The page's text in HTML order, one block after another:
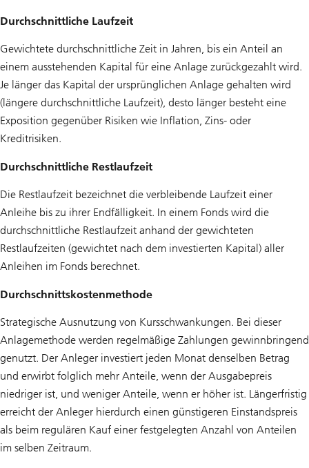
Durchschnittliche Laufzeit
Gewichtete durchschnittliche Zeit in Jahren, bis ein Anteil an
einem ausstehenden Kapital für eine Anlage zurückgezahlt wird.
Je länger das Kapital der ursprünglichen Anlage gehalten wird
(längere durchschnittliche Laufzeit), desto länger besteht eine
Exposition gegenüber Risiken wie Inflation, Zins- oder
Kreditrisiken.
Durchschnittliche Restlaufzeit
Die Restlaufzeit bezeichnet die verbleibende Laufzeit einer
Anleihe bis zu ihrer Endfälligkeit. In einem Fonds wird die
durchschnittliche Restlaufzeit anhand der gewichteten
Restlaufzeiten (gewichtet nach dem investierten Kapital) aller
Anleihen im Fonds berechnet.
Durchschnittskostenmethode
Strategische Ausnutzung von Kursschwankungen. Bei dieser
Anlagemethode werden regelmäßige Zahlungen gewinnbringend
genutzt. Der Anleger investiert jeden Monat denselben Betrag
und erwirbt folglich mehr Anteile, wenn der Ausgabepreis
niedriger ist, und weniger Anteile, wenn er höher ist. Längerfristig
erreicht der Anleger hierdurch einen günstigeren Einstandspreis
als beim regulären Kauf einer festgelegten Anzahl von Anteilen
im selben Zeitraum.